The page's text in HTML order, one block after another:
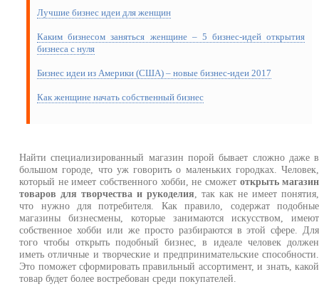
Лучшие бизнес идеи для женщин
Каким бизнесом заняться женщине – 5 бизнес-идей открытия
бизнеса с нуля
Бизнес идеи из Америки (США) – новые бизнес-идеи 2017
Как женщине начать собственный бизнес
Найти специализированный магазин порой бывает сложно даже в
большом городе, что уж говорить о маленьких городках. Человек,
который не имеет собственного хобби, не сможет открыть магазин
товаров для творчества и рукоделия , так как не имеет понятия,
что нужно для потребителя. Как правило, содержат подобные
магазины бизнесмены, которые занимаются искусством, имеют
собственное хобби или же просто разбираются в этой сфере. Для
того чтобы открыть подобный бизнес, в идеале человек должен
иметь отличные и творческие и предпринимательские способности.
Это поможет сформировать правильный ассортимент, и знать, какой
товар будет более востребован среди покупателей.